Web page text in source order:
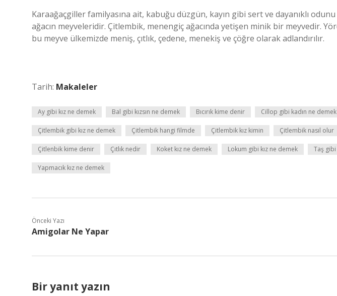
Karaağaçgiller familyasına ait, kabuğu düzgün, kayın gibi sert ve dayanıklı
ağacın meyveleridir. Çitlembik, menengiç ağacında yetişen minik bir meyvedir.
bu meyve ülkemizde meniş, çıtlık, çedene, menekiş ve çöğre olarak adlandırılır.
Tarih: Makaleler
Ay gibi kız ne demek Bal gibi kızsın ne demek Bıcırık kime denir Cillop gibi kadın ne demek
Çitlembik gibi kız ne demek Çitlembik hangi filmde Çitlembik kız kimin Çitlembik nasıl olur
Çitlenbik kime denir Çıtlık nedir Koket kız ne demek Lokum gibi kız ne demek Taş gibi
Yapmacık kız ne demek
Önceki Yazı
Amigolar Ne Yapar
Bir yanıt yazın